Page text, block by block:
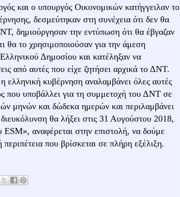
και ο υπουργός Οικονομικών κατήγγειλαν το
δεσμεύτηκαν στη συνέχεια ότι δεν θα
δημιούργησαν την εντύπωση ότι θα έβγαζαν
το χρησιμοποιούσαν για την άμεση
Δημοσίου και κατέληξαν να
από αυτές που είχε ζητήσει αρχικά το ΔΝΤ.
ελληνική κυβέρνηση αναλαμβάνει όλες αυτές
που υποβάλλει για τη συμμετοχή του ΔΝΤ σε
μηνών και δώδεκα ημερών και περιλαμβάνει
θα λήξει στις 31 Αυγούστου 2018,
αναφέρεται στην επιστολή, να δούμε
που βρίσκεται σε πλήρη εξέλιξη.